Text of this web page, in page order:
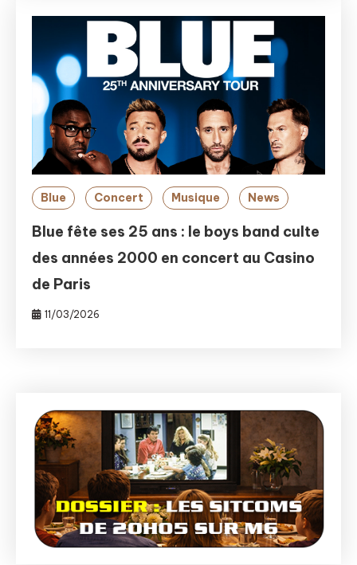
Blue Concert Musique News
Blue fête ses 25 ans : le boys band culte
des années 2000 en concert au Casino
de Paris
11/03/2026